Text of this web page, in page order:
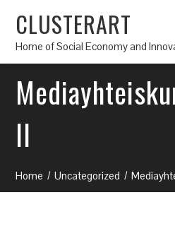
CLUSTERART
Home of Social Economy and
II
Home Uncategorized